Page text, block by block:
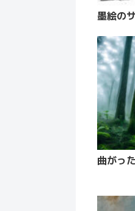
墨絵の
曲がっ